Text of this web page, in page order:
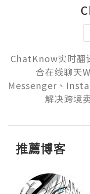
ChatKnow实时翻
合在线聊天
Messenger、
解决跨境
推薦博客